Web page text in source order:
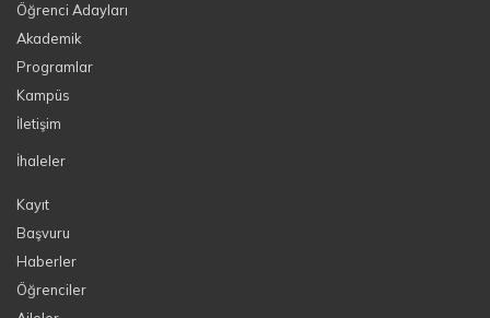
Öğrenci Adayları
Akademik
Programlar
Kampüs
İletişim
İhaleler
Kayıt
Başvuru
Haberler
Öğrenciler